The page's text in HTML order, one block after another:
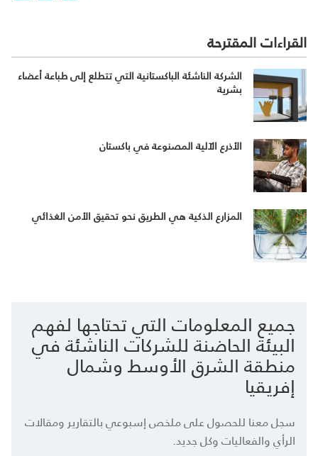
القراءات المقترحة
الشركة الناشئة الباكستانية التي تتطلع إلى طباعة أعضاء
بشرية
الأذرع الآلية المصنوعة في باكستان
المزارع الذكية هي الطريق نحو تحقيق الأمن الغذائي
جميع المعلومات التي تحتاجها لفهم
البيئة الحاضنة للشركات الناشئة في
منطقة الشرق الأوسط وشمال
إفريقيا
سجل معنا للحصول على ملخص إسبوعي بالتقارير ومقالات
الرأي والفعاليات وكل جديد.